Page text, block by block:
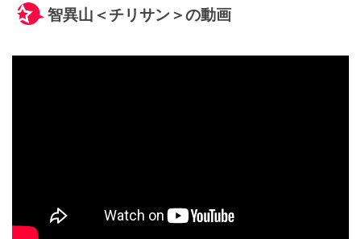
智異山＜チリサン＞の動画